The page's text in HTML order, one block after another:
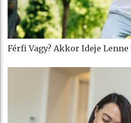
Férfi Vagy? Akkor Ideje